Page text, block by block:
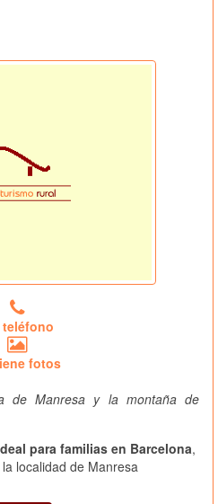
teléfono
fotos
de Manresa y la montaña de
para familias en Barcelona,
localidad de Manresa